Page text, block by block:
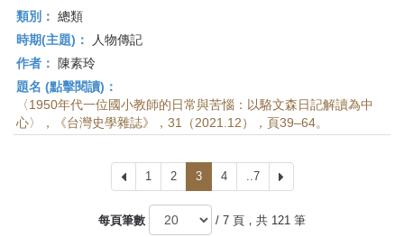
類別： 總類
時期(主題)：
人物傳記
作者：
陳素玲
題名 (點擊閱讀)：
〈1950年代一位國小教師的日常與苦惱：以駱文森日記解讀為中
心〉，《台灣史學雜誌》，31（2021.12），頁39–64。
上
一
1 2 3 4 ..7
下
一
每頁筆數
/ 7 頁，共 121 筆